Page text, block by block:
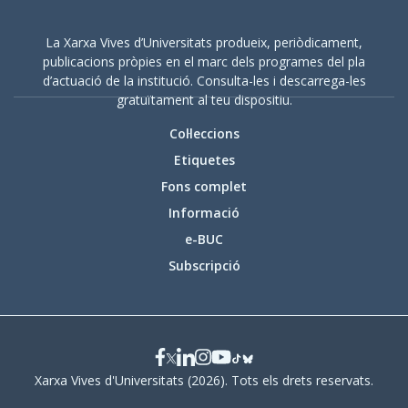
Aquesta guia també està disponible enanglés.
La Xarxa Vives d’Universitats produeix, periòdicament,
publicacions pròpies en el marc dels programes del pla
d’actuació de la institució. Consulta-les i descarrega-les
gratuïtament al teu dispositiu.
Col·leccions
Etiquetes
Fons complet
Informació
e-BUC
Subscripció
Xarxa Vives d'Universitats (2026). Tots els drets reservats.